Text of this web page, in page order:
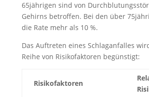
65jährigen sind von
Gehirns betroffen. Bei den über
die Rate mehr als 10 %.
Das Auftreten eines Schlaganfalles
Reihe von Risikofaktoren begünstigt:
Risikofaktoren